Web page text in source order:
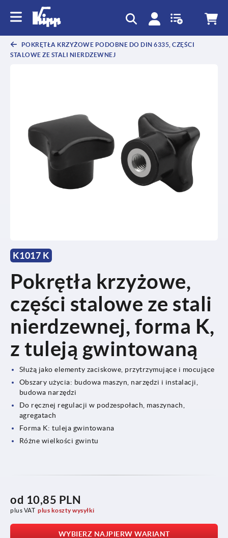
POKRĘTŁA KRZYŻOWE PODOBNE DO DIN 6335, CZĘŚCI
STALOWE ZE STALI NIERDZEWNEJ
K1017 K
Pokrętła krzyżowe,
części stalowe ze stali
nierdzewnej, forma K,
z tuleją gwintowaną
Służą jako elementy zaciskowe, przytrzymujące i mocujące
Obszary użycia: budowa maszyn, narzędzi i instalacji,
budowa narzędzi
Do ręcznej regulacji w podzespołach, maszynach,
agregatach
Forma K: tuleja gwintowana
Różne wielkości gwintu
od 10,85 PLN
plus VAT plus koszty wysyłki
WYBIERZ NAJPIERW WARIANT